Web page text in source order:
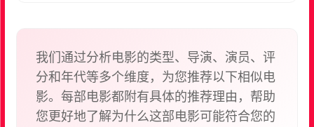
我们通过分析电影的类型、导演、演员、评
分和年代等多个维度，为您推荐以下相似电
影。每部电影都附有具体的推荐理由，帮助
您更好地了解为什么这部电影可能符合您的